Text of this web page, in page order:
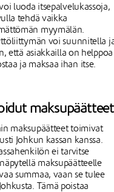
luoda itsepalvelukassoja,
tehdä vaikka
myymälän.
voi suunnitella
että asiakkailla on
ja maksaa ihan itse.
maksupäätteet
maksupäätteet toimivat
Johkun kassan kanssa.
ei tarvitse
maksupäätteelle
summaa, vaan se tulee
Tämä poistaa